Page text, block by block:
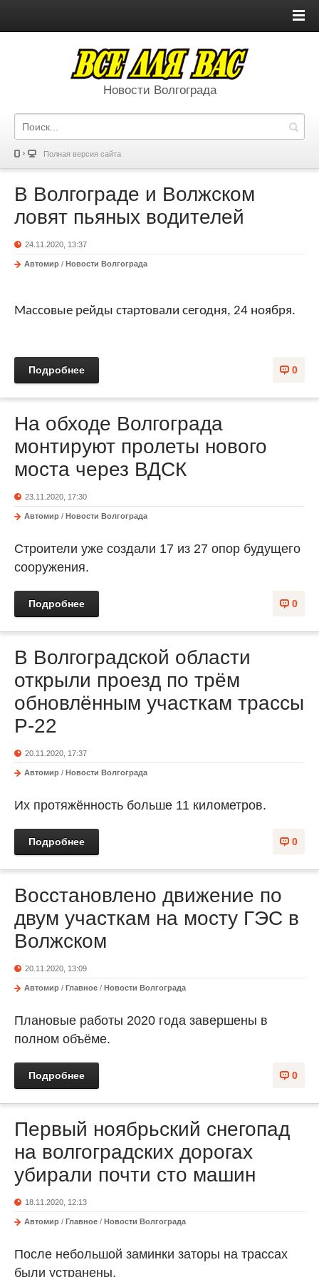
Новости Волгограда
Полная версия сайта
В Волгограде и Волжском
ловят пьяных водителей
24.11.2020, 13:37
Автомир / Новости Волгограда
Массовые рейды стартовали сегодня, 24 ноября.
0
Подробнее
На обходе Волгограда
монтируют пролеты нового
моста через ВДСК
23.11.2020, 17:30
Автомир / Новости Волгограда
Строители уже создали 17 из 27 опор будущего
сооружения.
0
Подробнее
В Волгоградской области
открыли проезд по трём
обновлённым участкам трассы
Р-22
20.11.2020, 17:37
Автомир / Новости Волгограда
Их протяжённость больше 11 километров.
0
Подробнее
Восстановлено движение по
двум участкам на мосту ГЭС в
Волжском
20.11.2020, 13:09
Автомир / Главное / Новости Волгограда
Плановые работы 2020 года завершены в
полном объёме.
0
Подробнее
Первый ноябрьский снегопад
на волгоградских дорогах
убирали почти сто машин
18.11.2020, 12:13
Автомир / Главное / Новости Волгограда
После небольшой заминки заторы на трассах
были устранены.